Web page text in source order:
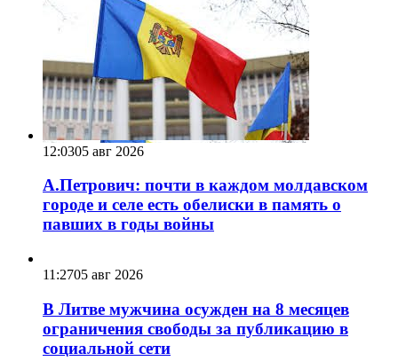
12:0305 авг 2026
А.Петрович: почти в каждом молдавском
городе и селе есть обелиски в память о
павших в годы войны
11:2705 авг 2026
В Литве мужчина осужден на 8 месяцев
ограничения свободы за публикацию в
социальной сети